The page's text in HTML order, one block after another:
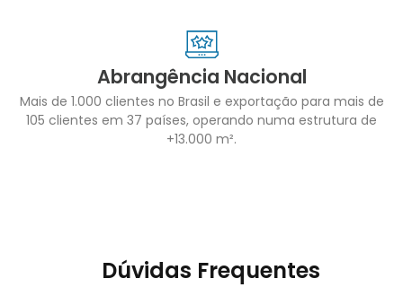
Abrangência Nacional
Mais de 1.000 clientes no Brasil e exportação para mais de
105 clientes em 37 países, operando numa estrutura de
+13.000 m².
Dúvidas Frequentes